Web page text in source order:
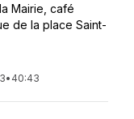
Mairie, café
de la place Saint-
• 40:43